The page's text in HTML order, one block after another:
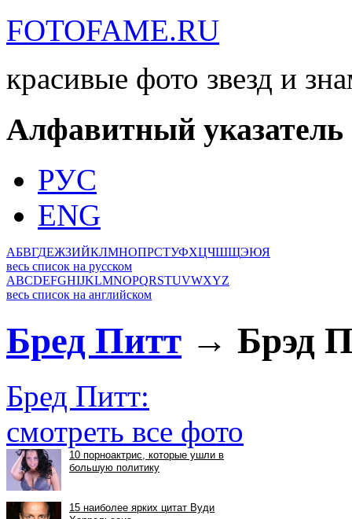
FOTOFAME.RU
красивые фото звезд и
Алфавитный указатель
РУС
ENG
АБВГДЕЖЗИЙКЛМНОПРСТУФХЦЧШЩЭЮЯ
весь список на русском
ABCDEFGHIJKLMNOPQRSTUVWXYZ
весь список на английском
Бред Питт → Брэд
Бред Питт:
смотреть все фото